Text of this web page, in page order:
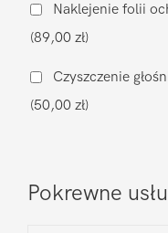
Moto
Edge
60
Fusion
Naklejenie folii
(89,00 zł)
Czyszczenie
(50,00 zł)
Pokrewne